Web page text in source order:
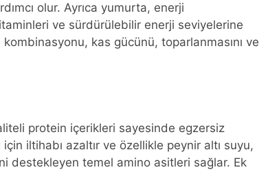
olur. Ayrıca yumurta, enerji
ve sürdürülebilir enerji seviyelerine
kas gücünü, toparlanmasını ve
protein içerikleri sayesinde egzersiz
için iltihabı azaltır ve özellikle peynir altı suyu,
destekleyen temel amino asitleri sağlar. Ek